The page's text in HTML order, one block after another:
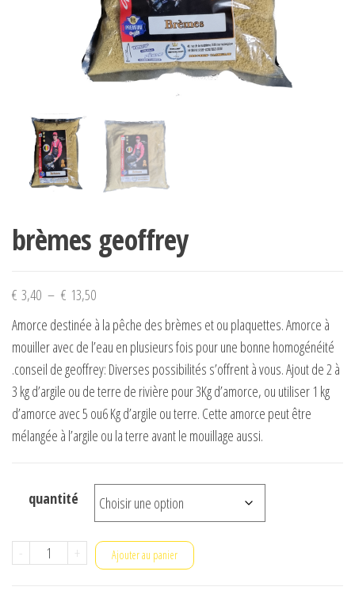
brèmes geoffrey
€ 3,40 – € 13,50Plage
de
prix :
€ 3,40
à
€ 13,50
Amorce destinée à la pêche des brèmes et ou plaquettes. Amorce à
mouiller avec de l’eau en plusieurs fois pour une bonne homogénéité
.conseil de geoffrey: Diverses possibilités s’offrent à vous. Ajout de 2 à
3 kg d’argile ou de terre de rivière pour 3Kg d’amorce, ou utiliser 1 kg
d’amorce avec 5 ou6 Kg d’argile ou terre. Cette amorce peut être
mélangée à l’argile ou la terre avant le mouillage aussi.
quantité
-
quantité+ Ajouter au panier